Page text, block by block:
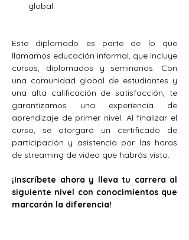
global.
Este diplomado es parte de lo que
llamamos educación informal, que incluye
cursos, diplomados y seminarios. Con
una comunidad global de estudiantes y
una alta calificación de satisfacción, te
garantizamos una experiencia de
aprendizaje de primer nivel. Al finalizar el
curso, se otorgará un certificado de
participación y asistencia por las horas
de streaming de video que habrás visto.
¡Inscríbete ahora y lleva tu carrera al
siguiente nivel con conocimientos que
marcarán la diferencia!